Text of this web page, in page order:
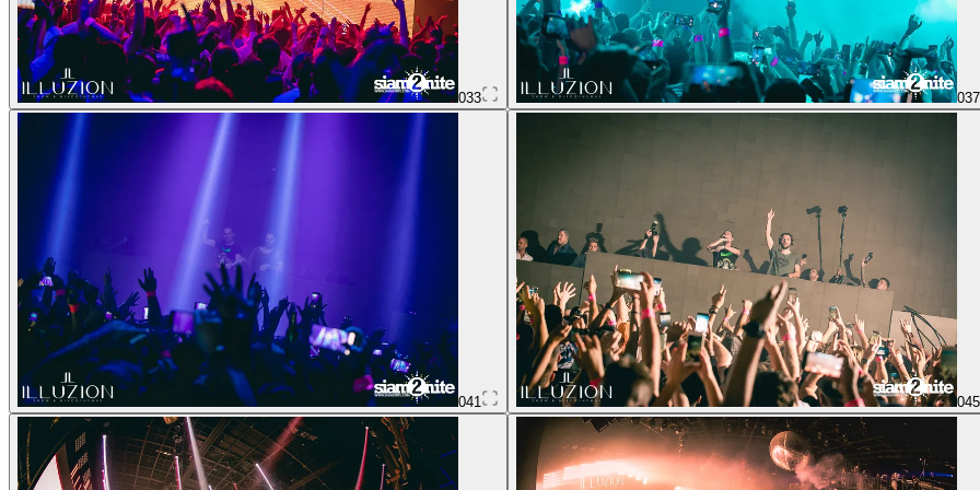
033 037
041 045